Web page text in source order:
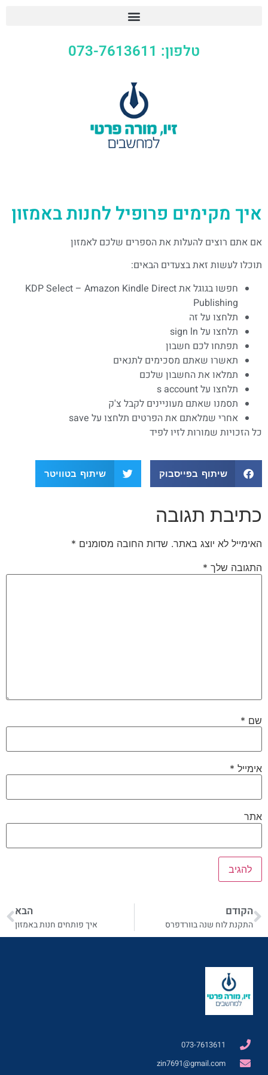
טלפון: 073-7613611
איך מקימים פרופיל לחנות באמזון
אם אתם רוצים להעלות את הספרים שלכם לאמזון
תוכלו לעשות זאת בצעדים הבאים:
חפשו בגוגל את KDP Select – Amazon Kindle Direct
Publishing
תלחצו על זה
תלחצו על sign ln
תפתחו לכם חשבון
תאשרו שאתם מסכימים לתנאים
תמלאו את החשבון שלכם
תלחצו על s account
תסמנו שאתם מעוניינים לקבל צ'ק
אחרי שמלאתם את הפרטים תלחצו על save
כל הזכויות שמורות לזיו לפיד
שיתוף בפייסבוק שיתוף בטוויטר
כתיבת תגובה
האימייל לא יוצג באתר. שדות החובה מסומנים *
התגובה שלך *
שם *
אימייל *
אתר
הקודם
התקנת לוח שנה בוורדפרס
הבא
איך פותחים חנות באמזון
073-7613611
zin7691@gmail.com